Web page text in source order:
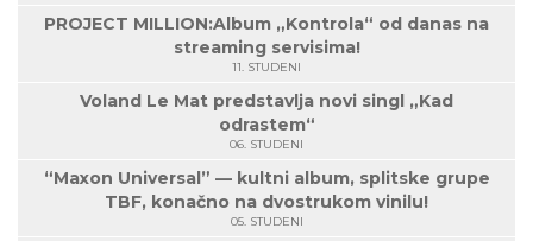
PROJECT MILLION:Album „Kontrola“ od danas na
streaming servisima!
11. STUDENI
Voland Le Mat predstavlja novi singl „Kad
odrastem“
06. STUDENI
“Maxon Universal” — kultni album, splitske grupe
TBF, konačno na dvostrukom vinilu!
05. STUDENI